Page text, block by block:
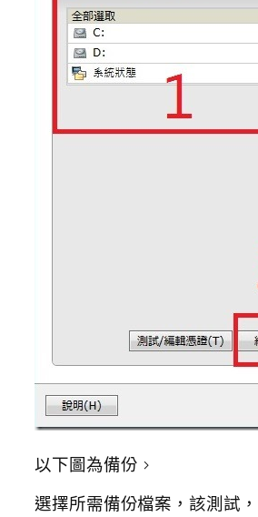
以下圖為備份 >
選擇所需備份檔案，該測試